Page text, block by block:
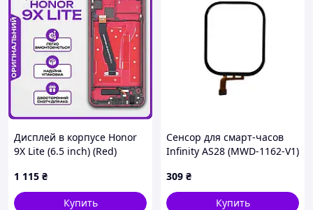
Дисплей в корпусе Honor
9X Lite (6.5 inch) (Red)
(original), экран на Хонор
9Х Лайт
1 115 ₴
Купить
Сенсор для смарт-часов
Infinity AS28 (MWD-1162-V1)
(Восстановлен)
309 ₴
Купить